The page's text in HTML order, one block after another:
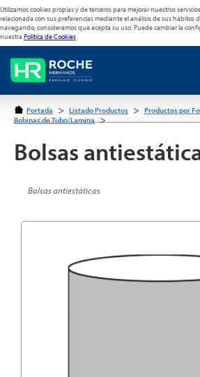
Utilizamos cookies propias y de terceros para mejorar nuestros
relacionada con sus preferencias mediante el análisis de sus hábitos
navegando, consideramos que acepta su uso. Puede cambiar la
nuestraPolítica de Cookies
Portada > Listado Productos > Productos por
Bobinas de Tubo/Lamina >
Bolsas
Bolsas antiestáticas